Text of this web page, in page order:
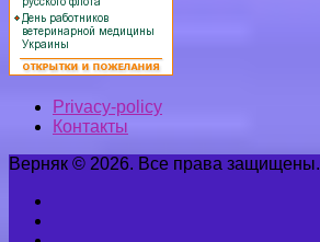
Privacy-policy
Контакты
Верняк © 2026. Все права защищены.